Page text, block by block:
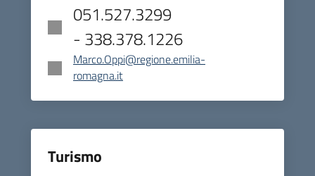
051.527.3299
- 338.378.1226
Marco.Oppi@regione.emilia-
romagna.it
Turismo